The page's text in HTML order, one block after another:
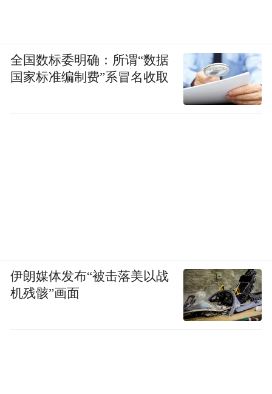
全国数标委明确：所谓“数据
国家标准编制费”系冒名收取
伊朗媒体发布“被击落美以战
机残骸”画面